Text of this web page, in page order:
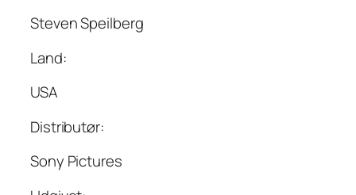
Steven Speilberg
Land:
USA
Distributør:
Sony Pictures